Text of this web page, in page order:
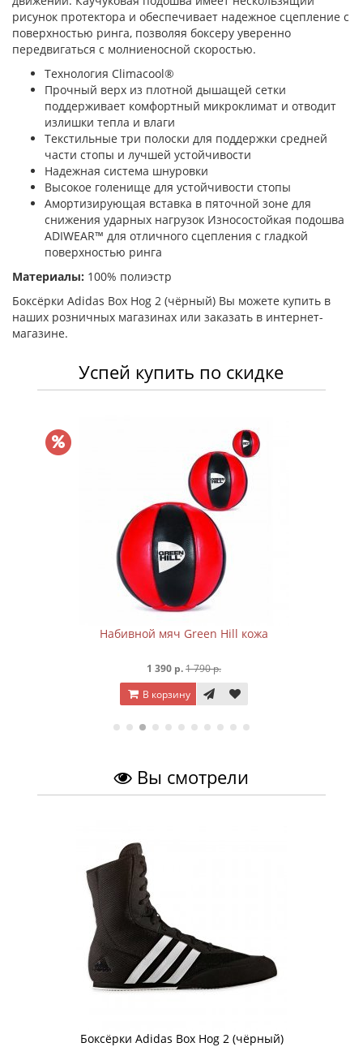
рисунок протектора и обеспечивает надежное сцепление с
поверхностью ринга, позволяя боксеру уверенно
передвигаться с молниеносной скоростью.
Технология Сlimacool®
Прочный верх из плотной дышащей сетки
поддерживает комфортный микроклимат и отводит
излишки тепла и влаги
Текстильные три полоски для поддержки средней
части стопы и лучшей устойчивости
Надежная система шнуровки
Высокое голенище для устойчивости стопы
Амортизирующая вставка в пяточной зоне для
снижения ударных нагрузок Износостойкая подошва
ADIWEAR™ для отличного сцепления с гладкой
поверхностью ринга
Материалы: 100% полиэстр
Боксёрки Adidas Box Hog 2 (чёрный) Вы можете купить в
наших розничных магазинах или заказать в интернет-
магазине.
Успей купить по скидке
Набивной мяч Green Hill кожа
1 390 р. 1 790 р.
В корзину
Вы смотрели
Боксёрки Adidas Box Hog 2 (чёрный)